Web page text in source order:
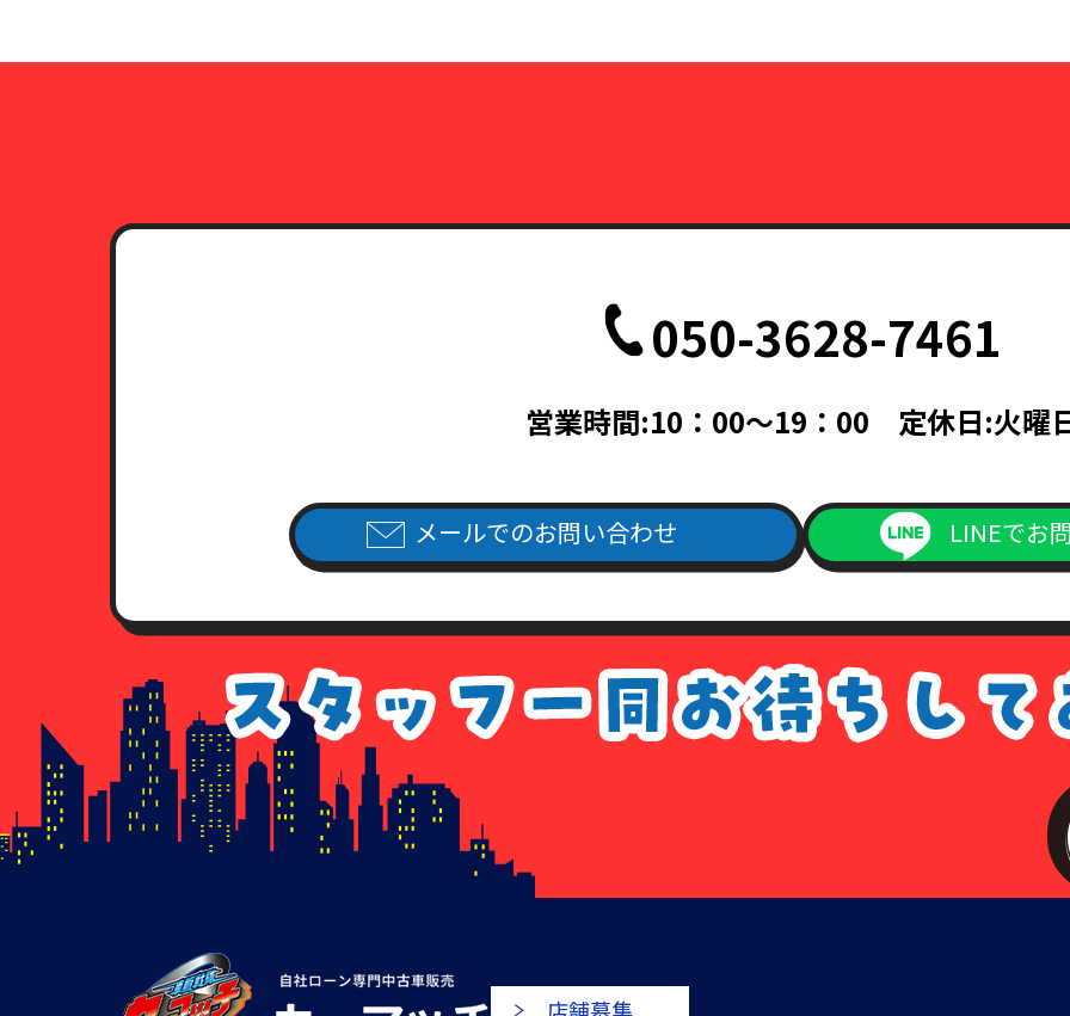
050-3628-7461
営業時間:10：00～19：00 定休日:火曜
メールでのお問い合わせ LINEでお